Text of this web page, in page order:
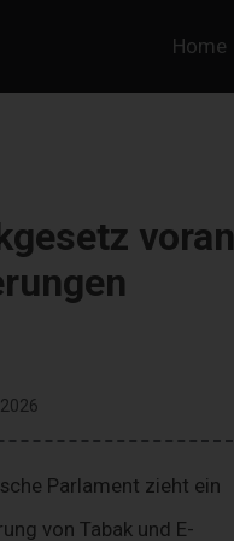
Home
Parlament zieht ein
von Tabak und E-